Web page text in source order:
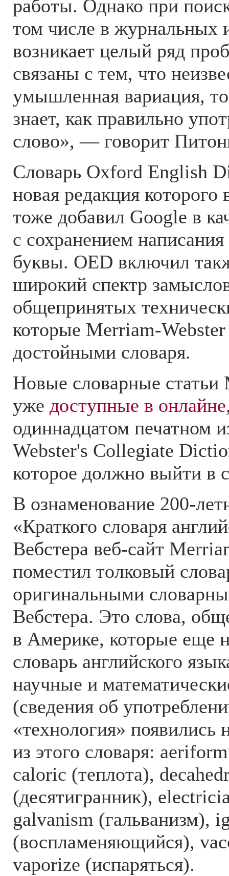
работы. Однако при
том числе в журнальных
возникает целый ряд
связаны с тем, что
умышленная вариация,
знает, как правильно
слово», — говорит
Словарь Oxford English
новая редакция
тоже добавил Google в
с сохранением
буквы. OED включил
широкий спектр
общепринятых
которые Merriam-Webster
достойными словаря.
Новые словарные статьи
уже доступные в онлайне
одиннадцатом печатном
Webster's Collegiate
которое должно выйти в
В ознаменование 200-
«Краткого словаря
Вебстера веб-сайт
поместил толковый
оригинальными
Вебстера. Это слова,
в Америке, которые еще
словарь английского
научные и
(сведения об
«технология» появились
из этого словаря:
caloric (теплота),
(десятигранник),
galvanism (гальванизм),
(воспламеняющийся),
vaporize (испаряться).